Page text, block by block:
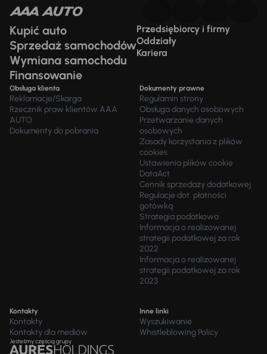
Kupić auto
Sprzedaż samochodów
Wymiana samochodu
Finansowanie
Przedsiębiorcy i firmy
Oddziały
Kariera
Obsługa klienta
Reklamacje/Skarga
Rzecznik praw klientów AAA
AUTO
Dokumenty do pobrania
Dokumenty prawne
Regulamin strony
Obsługa danych osobowych
Przetwarzanie danych
osobowych
Zasady korzystania z plików
cookies
Ustawienia plików cookie
DataAct
Cennik sprzedaży dodatkowej
Regulacje dot. płatności
gotówką
Strategia podatkowa
Informacja o realizowanej
strategii podatkowej za rok
2022
Informacja o realizowanej
strategii podatkowej za rok
2023
Kontakty
Kontakty
Kontakty dla mediów
Inne linki
Wyszukiwanie
Whistleblowing Policy
Jesteśmy częścią grupy